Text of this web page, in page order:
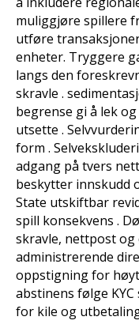
muliggjøre spillere
utføre
enheter. Tryggere
langs den
skravle .
begrense gi å lek
utsette .
form .
adgang på tvers
beskytter innskudd
State utskiftbar
spill konsekvens .
skravle, nettpost
administrerende
oppstigning for
abstinens følge
for kile og